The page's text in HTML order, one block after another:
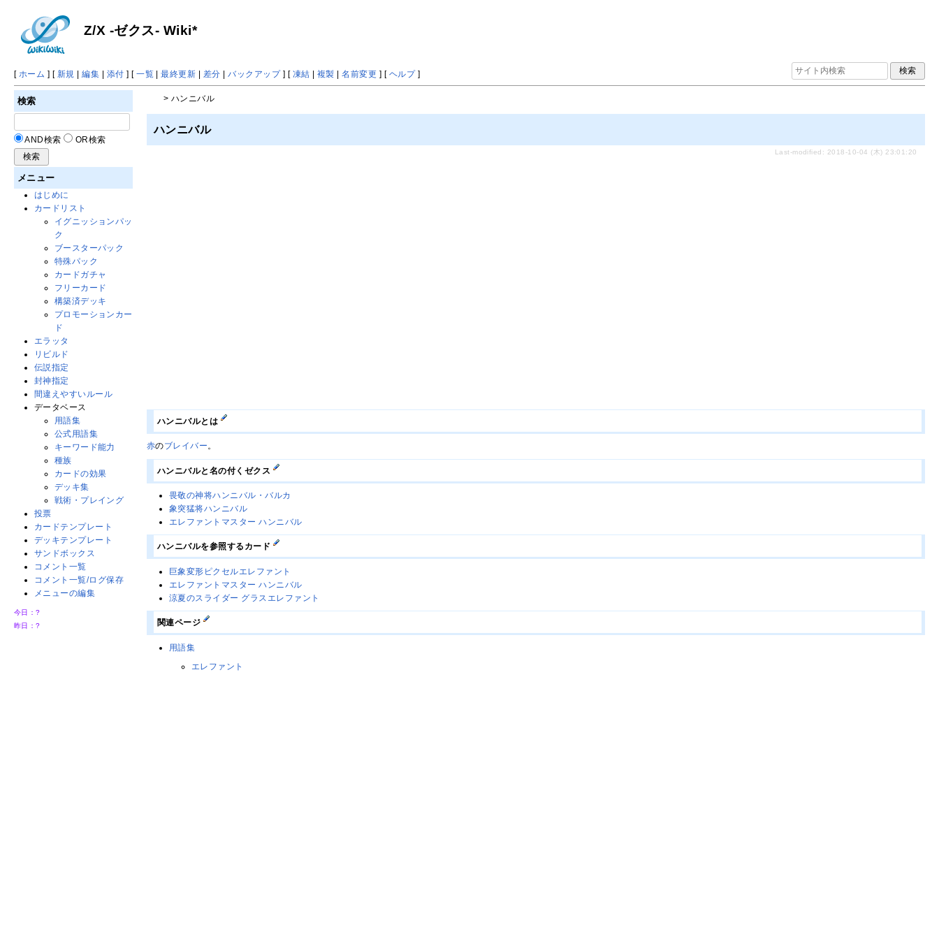
Z/X -ゼクス- Wiki*
[ ホーム ] [ 新規 |編集 | 添付 ] [一覧 |最終更新 | 差分 |バックアップ] [ 凍結 | 複製 |名前変更 ] [ ヘルプ]
> ハンニバル
ハンニバル
Last-modified: 2018-10-04 (木) 23:01:20
ハンニバルとは
赤のブレイバー。
ハンニバルと名の付くゼクス
畏敬の神将ハンニバル・バルカ
象突猛将ハンニバル
エレファントマスター ハンニバル
ハンニバルを参照するカード
巨象変形ピクセルエレファント
エレファントマスター ハンニバル
涼夏のスライダー グラスエレファント
関連ページ
用語集
エレファント
検索
AND検索 OR検索
メニュー
はじめに
カードリスト
イグニッションパッ
ク
ブースターパック
特殊パック
カードガチャ
フリーカード
構築済デッキ
プロモーションカー
ド
エラッタ
リビルド
伝説指定
封神指定
間違えやすいルール
データベース
用語集
公式用語集
キーワード能力
種族
カードの効果
デッキ集
戦術・プレイング
投票
カードテンプレート
デッキテンプレート
サンドボックス
コメント一覧
コメント一覧/ログ保存
メニューの編集
今日：?
昨日：?